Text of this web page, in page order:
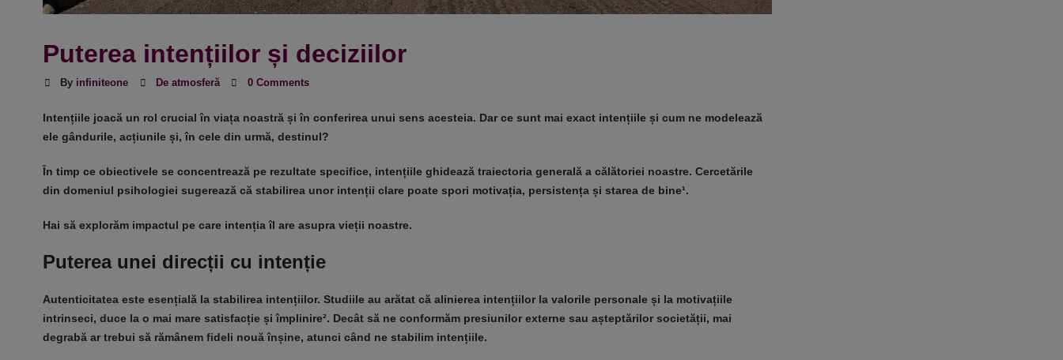
Puterea intențiilor și deciziilor
By infiniteone De atmosferă 0 Comments
Intențiile joacă un rol crucial în viața noastră și în conferirea unui sens acesteia. Dar ce sunt mai exact intențiile și cum ne modelează
ele gândurile, acțiunile și, în cele din urmă, destinul?
În timp ce obiectivele se concentrează pe rezultate specifice, intențiile ghidează traiectoria generală a călătoriei noastre. Cercetările
din domeniul psihologiei sugerează că stabilirea unor intenții clare poate spori motivația, persistența și starea de bine¹.
Hai să explorăm impactul pe care intenția îl are asupra vieții noastre.
Puterea unei direcții cu intenție
Autenticitatea este esențială la stabilirea intențiilor. Studiile au arătat că alinierea intențiilor la valorile personale și la motivațiile
intrinseci, duce la o mai mare satisfacție și împlinire². Decât să ne conformăm presiunilor externe sau așteptărilor societății, mai
degrabă ar trebui să rămânem fideli nouă înșine, atunci când ne stabilim intențiile.